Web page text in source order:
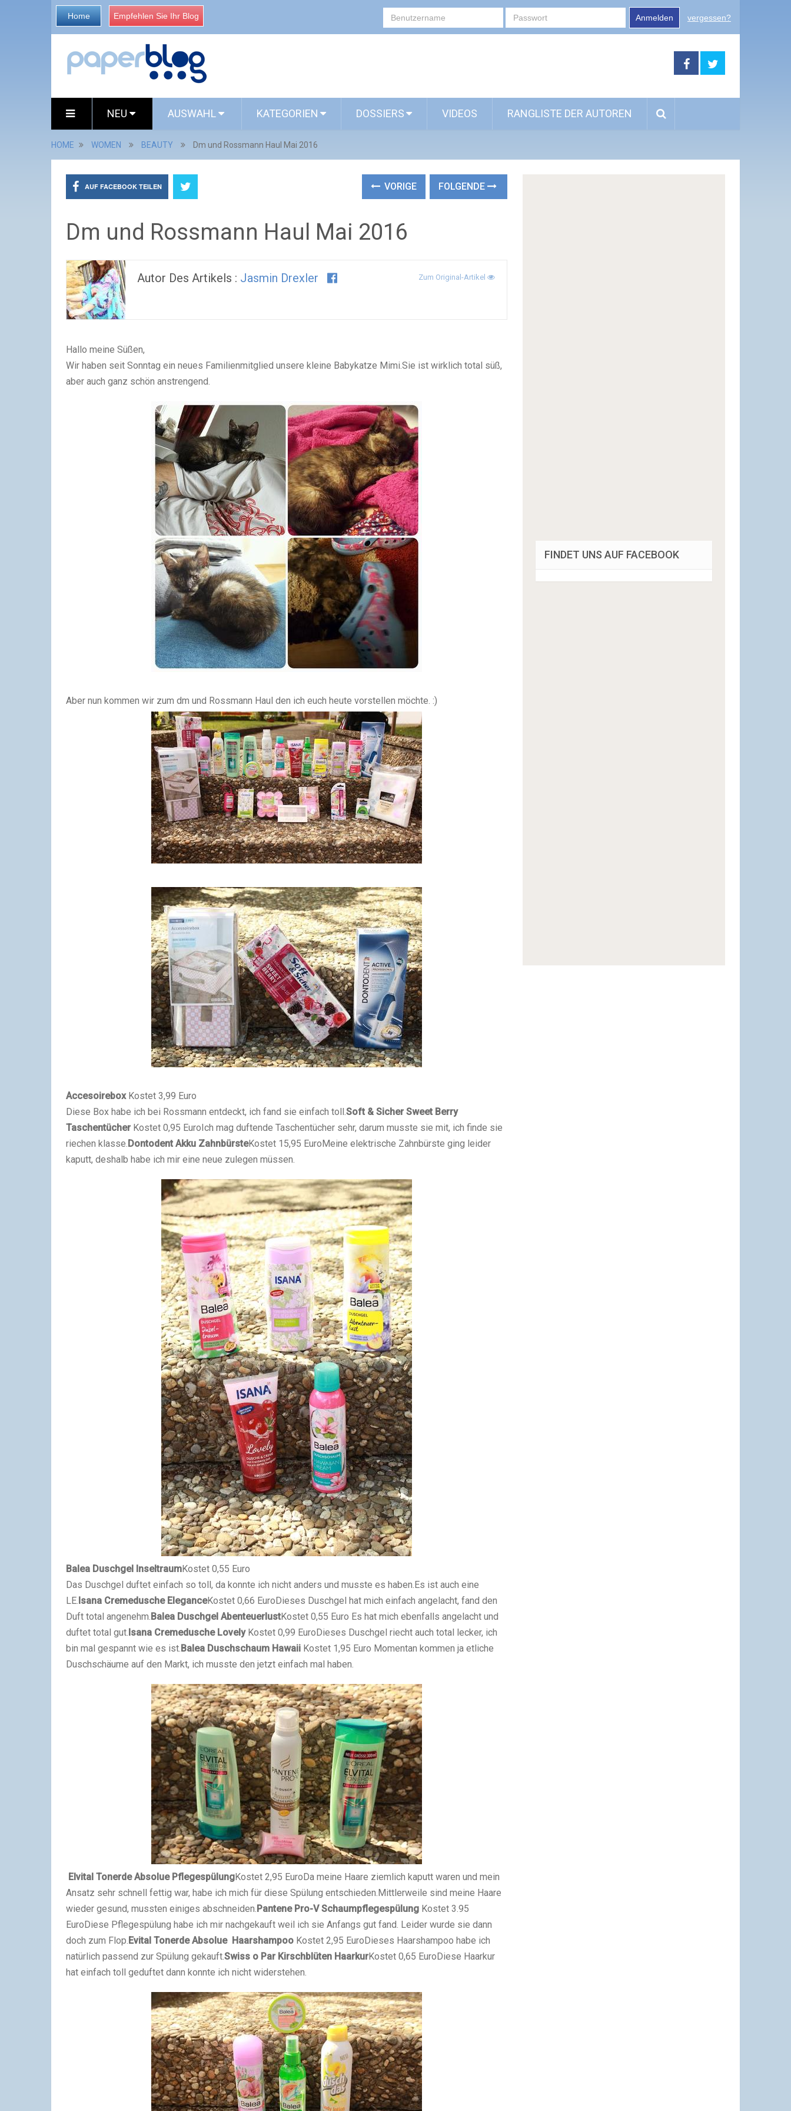
Home Empfehlen Sie Ihr Blog Anmelden vergessen?
NEU AUSWAHL KATEGORIEN DOSSIERS VIDEOS RANGLISTE DER AUTOREN
HOME WOMEN BEAUTY Dm und Rossmann Haul Mai 2016
AUF FACEBOOK TEILEN VORIGE FOLGENDE
Dm und Rossmann Haul Mai 2016
Autor Des Artikels : Jasmin Drexler Zum Original-Artikel
Hallo meine Süßen,
Wir haben seit Sonntag ein neues Familienmitglied unsere kleine Babykatze Mimi.Sie ist wirklich total süß,
aber auch ganz schön anstrengend.
Aber nun kommen wir zum dm und Rossmann Haul den ich euch heute vorstellen möchte. :)
Accesoirebox Kostet 3,99 Euro
Diese Box habe ich bei Rossmann entdeckt, ich fand sie einfach toll. Soft & Sicher Sweet Berry
Taschentücher Kostet 0,95 EuroIch mag duftende Taschentücher sehr, darum musste sie mit, ich finde sie
riechen klasse. Dontodent Akku ZahnbürsteKostet 15,95 EuroMeine elektrische Zahnbürste ging leider
kaputt, deshalb habe ich mir eine neue zulegen müssen.
Balea Duschgel InseltraumKostet 0,55 Euro
Das Duschgel duftet einfach so toll, da konnte ich nicht anders und musste es haben. Es ist auch eine
LE. Isana Cremedusche EleganceKostet 0,66 EuroDieses Duschgel hat mich einfach angelacht, fand den
Duft total angenehm. Balea Duschgel AbenteuerlustKostet 0,55 Euro Es hat mich ebenfalls angelacht und
duftet total gut. Isana Cremedusche Lovely Kostet 0,99 EuroDieses Duschgel riecht auch total lecker, ich
bin mal gespannt wie es ist. Balea Duschschaum Hawaii Kostet 1,95 Euro Momentan kommen ja etliche
Duschschäume auf den Markt, ich musste den jetzt einfach mal haben.
Elvital Tonerde Absolue PflegespülungKostet 2,95 EuroDa meine Haare ziemlich kaputt waren und mein
Ansatz sehr schnell fettig war, habe ich mich für diese Spülung entschieden. Mittlerweile sind meine Haare
wieder gesund, mussten einiges abschneiden. Pantene Pro-V Schaumpflegespülung Kostet 3.95
EuroDiese Pflegespülung habe ich mir nachgekauft weil ich sie Anfangs gut fand. Leider wurde sie dann
doch zum Flop. Evital Tonerde Absolue Haarshampoo Kostet 2,95 EuroDieses Haarshampoo habe ich
natürlich passend zur Spülung gekauft.Swiss o Par Kirschblüten HaarkurKostet 0,65 EuroDiese Haarkur
hat einfach toll geduftet dann konnte ich nicht widerstehen.
FINDET UNS AUF FACEBOOK